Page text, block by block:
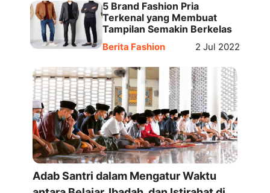
5 Brand Fashion Pria
Terkenal yang Membuat
Tampilan Semakin Berkelas
Berita Fashion 2 Jul 2022
Adab Santri dalam Mengatur Waktu